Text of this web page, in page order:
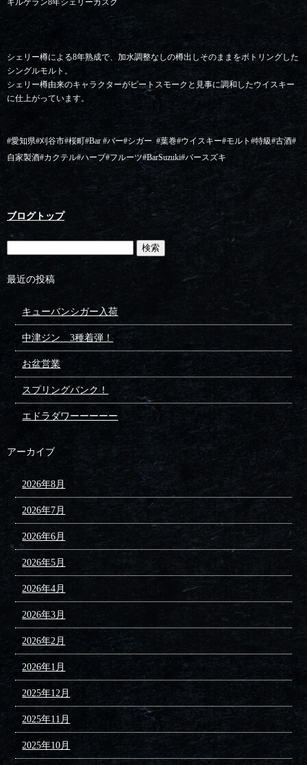
シェリー樽による8年熟成で、加水調整なしの樽出しそのままをボトリングした
シングルモルト。
シェリー樽由来のキャラクターがピートスモークと見事に調和したウイスキー
に仕上がっています。
#愛知県#刈谷市#桜町#Bar #バー#シガー #葉巻#ウイスキー#モルト#特級#古酒#
自家製酒#カクテル#ハーブ#フルーツ#BarSuzuki#バースズキ
ブログトップ
最近の投稿
キューバンシガー入荷
中津ジン 3種着弾！
お盆営業
スプリングバンク！
エドラダワーーーーー
アーカイブ
2026年8月
2026年7月
2026年6月
2026年5月
2026年4月
2026年3月
2026年2月
2026年1月
2025年12月
2025年11月
2025年10月